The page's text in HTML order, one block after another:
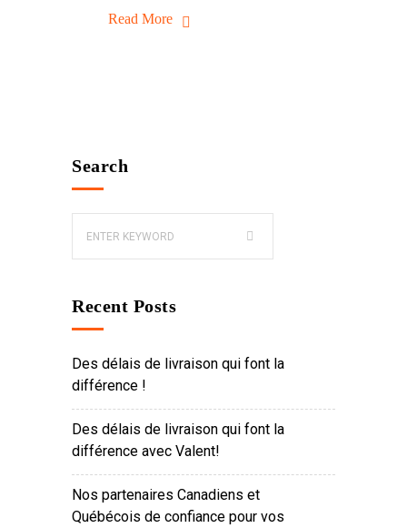
Search
Recent Posts
Des délais de livraison qui font la
différence !
Des délais de livraison qui font la
différence avec Valent!
Nos partenaires Canadiens et
Québécois de confiance pour vos
Read More